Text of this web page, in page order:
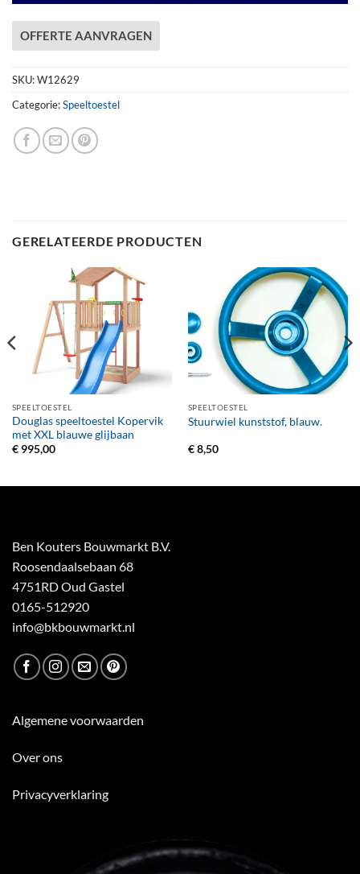
OFFERTE AANVRAGEN
SKU:W12629
Categorie:Speeltoestel
GERELATEERDE PRODUCTEN
SPEELTOESTEL
Douglas speeltoestel Kopervik
met XXL blauwe glijbaan
€995,00
SPEELTOESTEL
Stuurwiel kunststof, blauw.
€8,50
Ben Kouters Bouwmarkt B.V.
Roosendaalsebaan 68
4751RD Oud Gastel
0165-512920
info@bkbouwmarkt.nl
Algemene voorwaarden
Over ons
Privacyverklaring